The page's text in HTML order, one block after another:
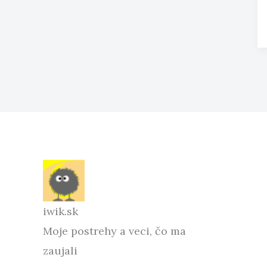
iwik.sk
Moje postrehy a veci, čo ma
zaujali